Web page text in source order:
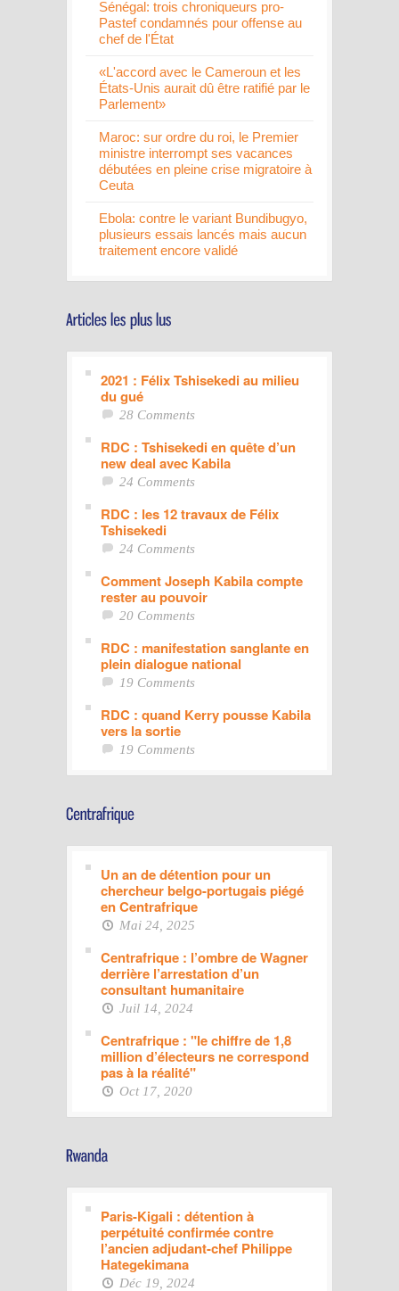
Sénégal: trois chroniqueurs pro-
Pastef condamnés pour offense au
chef de l'État
«L'accord avec le Cameroun et les
États-Unis aurait dû être ratifié par le
Parlement»
Maroc: sur ordre du roi, le Premier
ministre interrompt ses vacances
débutées en pleine crise migratoire à
Ceuta
Ebola: contre le variant Bundibugyo,
plusieurs essais lancés mais aucun
traitement encore validé
2021 : Félix Tshisekedi au milieu
du gué
28 Comments
RDC : Tshisekedi en quête d’un
new deal avec Kabila
24 Comments
RDC : les 12 travaux de Félix
Tshisekedi
24 Comments
Comment Joseph Kabila compte
rester au pouvoir
20 Comments
RDC : manifestation sanglante en
plein dialogue national
19 Comments
RDC : quand Kerry pousse Kabila
vers la sortie
19 Comments
Un an de détention pour un
chercheur belgo-portugais piégé
en Centrafrique
Mai 24, 2025
Centrafrique : l’ombre de Wagner
derrière l’arrestation d’un
consultant humanitaire
Juil 14, 2024
Centrafrique : "le chiffre de 1,8
million d’électeurs ne correspond
pas à la réalité"
Oct 17, 2020
Paris-Kigali : détention à
perpétuité confirmée contre
l’ancien adjudant-chef Philippe
Hategekimana
Déc 19, 2024